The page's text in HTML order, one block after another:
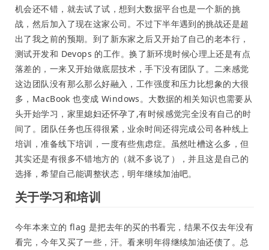
机会还不错，就去试了试，想到大数据平台也是一个新的挑
战，然后加入了现在这家公司。不过下半年遇到的挑战还是超
出了我之前的预期。到了新东家之后又开始了自己的老本行，
测试开发和 Devops 的工作。换了新环境时候心理上还是有点
落差的，一来又开始做底层技术，手下没有团队了。二来感觉
这边团队没有那么那么好融入，工作强度和压力比想象的大很
多，MacBook 也变成 Windows。大数据的相关知识也需要从
头开始学习，家里媳妇还怀孕了,有时候感觉完全没有自己的时
间了。团队任务也压得很紧，业余时间还得完成公司各种线上
培训，准备线下培训，一度有些焦虑症。虽然吐槽这么多，但
其实还是有很多不错地方的（就不多说了），并且这是自己的
选择，希望自己能调整状态，明年继续加油吧。
关于学习和培训
今年本来立的 flag 是把去年的买的书看完，结果不仅去年没有
看完，今年又买了一些，汗。看来明年得继续加油还债了。总